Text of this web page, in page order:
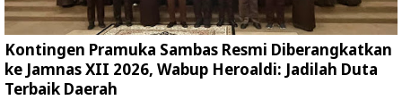
Kontingen Pramuka Sambas Resmi Diberangkatkan
ke Jamnas XII 2026, Wabup Heroaldi: Jadilah Duta
Terbaik Daerah